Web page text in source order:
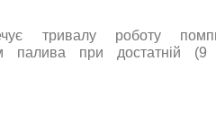
тривалу роботу
палива при достатній (9